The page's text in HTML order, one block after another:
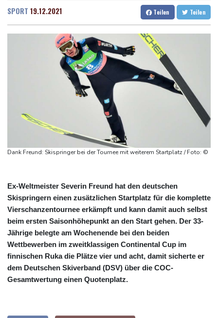
Dresden
Wien
24 °C
Baden-Baden
20 °C
Medien: Türkischer Präsident Erdogan zu Dreiergipfel in Saudi-
Deutsche Industrieproduktion zeigt sich widerstandsfähig -
Rekordstand bei Exporten
Weniger Falschgeld im ersten Halbjahr im Umlauf
Anhaltende Trockenheit: Rheinpegel bei Düsseldorf auf
Urteil: Nähe zu Muslimbruderschaft kann Verbeamtung
entgegenstehen
Nationaler Sicherheitsrat mit Merz hat zu Drohnenvorfall in
SPORT 19.12.2021 Teilen Teilen
Dank Freund: Skispringer bei der Tournee mit weiterem Startplatz / Foto: ©
Ex-Weltmeister Severin Freund hat den deutschen
Skispringern einen zusätzlichen Startplatz für die komplette
Vierschanzentournee erkämpft und kann damit auch selbst
beim ersten Saisonhöhepunkt an den Start gehen. Der 33-
Jährige belegte am Wochenende bei den beiden
Wettbewerben im zweitklassigen Continental Cup im
finnischen Ruka die Plätze vier und acht, damit sicherte er
dem Deutschen Skiverband (DSV) über die COC-
Gesamtwertung einen Quotenplatz.